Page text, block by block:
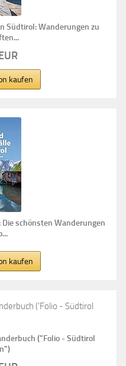
Südtirol: Wanderungen zu
kaufen
schönsten Wanderungen
kaufen
("Folio - Südtirol